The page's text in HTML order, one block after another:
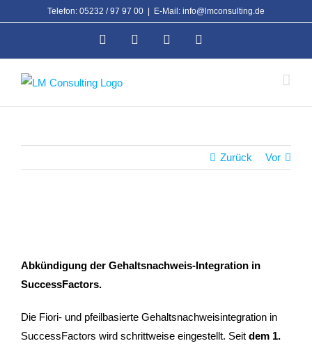
Telefon: 05232 / 97 97 00 E-Mail: info@lmconsulting.de
Facebook Instagram
Zurück Vor
Abkündigung der Gehaltsnachweis-Integration in
SuccessFactors.
Die Fiori- und pfeilbasierte Gehaltsnachweisintegration in
SuccessFactors wird schrittweise eingestellt. Seit dem 1.